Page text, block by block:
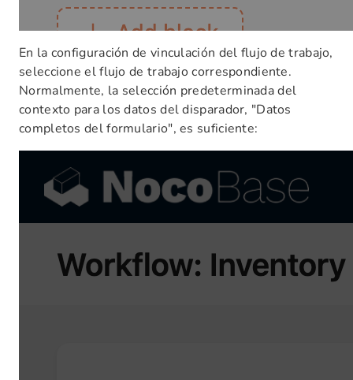
En la configuración de vinculación del flujo de trabajo,
seleccione el flujo de trabajo correspondiente.
Normalmente, la selección predeterminada del
contexto para los datos del disparador, "Datos
completos del formulario", es suficiente: